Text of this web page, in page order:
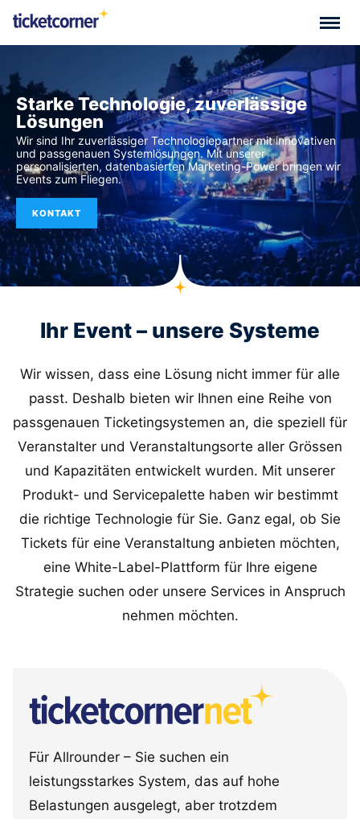
Starke Technologie, zuverlässige
Lösungen
Wir sind Ihr zuverlässiger Technologiepartner mit innovativen
und passgenauen Systemlösungen. Mit unserer
personalisierten, datenbasierten Marketing-Power bringen wir
Events zum Fliegen.
KONTAKT
Ihr Event – unsere Systeme
Wir wissen, dass eine Lösung nicht immer für alle
passt. Deshalb bieten wir Ihnen eine Reihe von
passgenauen Ticketingsystemen an, die speziell für
Veranstalter und Veranstaltungsorte aller Grössen
und Kapazitäten entwickelt wurden. Mit unserer
Produkt- und Servicepalette haben wir bestimmt
die richtige Technologie für Sie. Ganz egal, ob Sie
Tickets für eine Veranstaltung anbieten möchten,
eine White-Label-Plattform für Ihre eigene
Strategie suchen oder unsere Services in Anspruch
nehmen möchten.
Für Allrounder – Sie suchen ein
leistungsstarkes System, das auf hohe
Belastungen ausgelegt, aber trotzdem